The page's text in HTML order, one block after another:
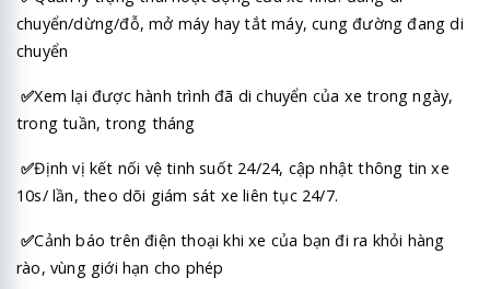
chuyển/dừng/đỗ, mở máy hay tắt máy, cung đường đang di
chuyển
✅Xem lại được hành trình đã di chuyển của xe trong ngày,
trong tuần, trong tháng
✅Định vị kết nối vệ tinh suốt 24/24, cập nhật thông tin xe
10s/ lần, theo dõi giám sát xe liên tục 24/7.
✅Cảnh báo trên điện thoại khi xe của bạn đi ra khỏi hàng
rào, vùng giới hạn cho phép